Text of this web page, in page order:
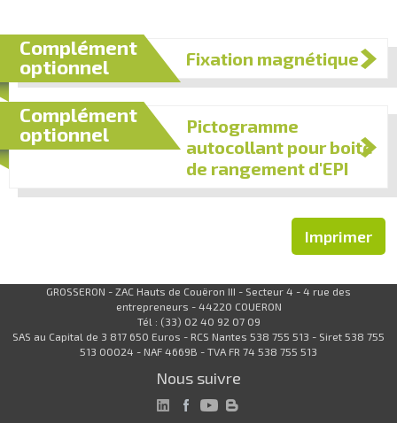
Complément
optionnel
Fixation magnétique
Complément
optionnel
Pictogramme
autocollant pour boite
de rangement d'EPI
Imprimer
GROSSERON - ZAC Hauts de Couëron III - Secteur 4 - 4 rue des
entrepreneurs - 44220 COUERON
Tél : (33) 02 40 92 07 09
SAS au Capital de 3 817 650 Euros - RCS Nantes 538 755 513 - Siret 538 755
513 00024 - NAF 4669B - TVA FR 74 538 755 513
Nous suivre